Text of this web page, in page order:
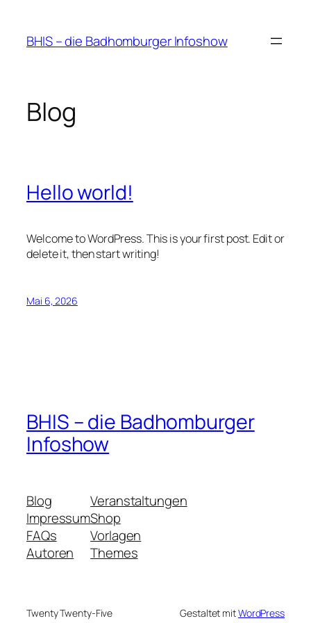
springen
BHIS – die Badhomburger Infoshow
Blog
Hello world!
Welcome to WordPress. This is your first post. Edit or
delete it, then start writing!
Mai 6, 2026
BHIS – die Badhomburger
Infoshow
Blog
Impressum
FAQs
Autoren
Veranstaltungen
Shop
Vorlagen
Themes
Twenty Twenty-Five Gestaltet mitWordPress